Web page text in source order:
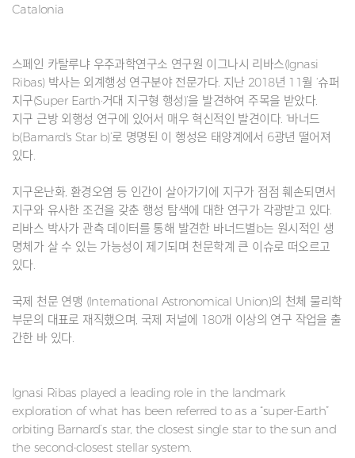
Catalonia
스페인 카탈루냐 우주과학연구소 연구원 이그나시 리바스(Ignasi
Ribas) 박사는 외계행성 연구분야 전문가다. 지난 2018년 11월 ‘슈퍼
지구(Super Earth·거대 지구형 행성)’을 발견하여 주목을 받았다.
지구 근방 외행성 연구에 있어서 매우 혁신적인 발견이다. ‘바너드
b(Barnard's Star b)’로 명명된 이 행성은 태양계에서 6광년 떨어져
있다.
지구온난화, 환경오염 등 인간이 살아가기에 지구가 점점 훼손되면서
지구와 유사한 조건을 갖춘 행성 탐색에 대한 연구가 각광받고 있다.
리바스 박사가 관측 데이터를 통해 발견한 바너드별b는 원시적인 생
명체가 살 수 있는 가능성이 제기되며 천문학계 큰 이슈로 떠오르고
있다.
국제 천문 연맹 (International Astronomical Union)의 천체 물리학
부문의 대표로 재직했으며, 국제 저널에 180개 이상의 연구 작업을 출
간한 바 있다.
Ignasi Ribas played a leading role in the landmark
exploration of what has been referred to as a “super-Earth”
orbiting Barnard’s star, the closest single star to the sun and
the second-closest stellar system.